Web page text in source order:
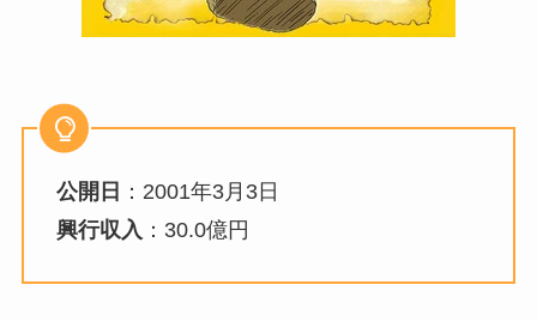
公開日 ：2001年3月3日
興行収入 ：30.0億円